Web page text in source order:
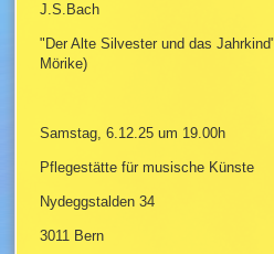
J.S.Bach
"Der Alte Silvester und das
Mörike)
Samstag, 6.12.25 um 19.00h
Pflegestätte für musische Künste
Nydeggstalden 34
3011 Bern